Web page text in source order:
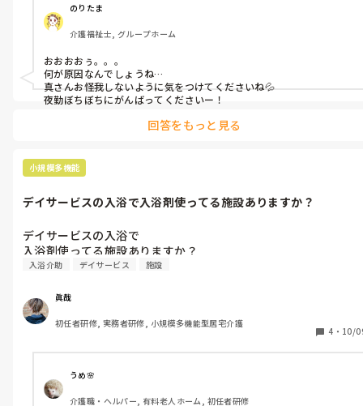
のりたま
介護福祉士, グループホーム
おおおおぅ。。。
何が原因なんでしょうね…
真さんお怪我しないように気をつけてくださいね💦
夜勤ぼちぼちにがんばってくださいー！
回答をもっと見る
小規模多機能
デイサービスの入浴で入浴剤使ってる施設ありますか？
デイサービスの入浴で
入浴剤使ってる施設ありますか？
入浴介助 デイサービス 施設
眞哉
初任者研修, 実務者研修, 小規模多機能型居宅介護
4 ・ 10/
うめ🌸
介護職・ヘルパー, 有料老人ホーム, 初任者研修